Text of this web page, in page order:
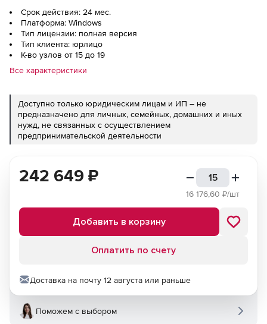
Срок действия: 24 мес.
Платформа: Windows
Тип лицензии: полная версия
Тип клиента: юрлицо
К-во узлов от 15 до 19
Все характеристики
Доступно только юридическим лицам и ИП – не
предназначено для личных, семейных, домашних и иных
нужд, не связанных с осуществлением
предпринимательской деятельности
242 649 ₽
16 176,60 ₽/шт
Добавить в корзину
Оплатить по счету
Доставка на почту 12 августа или раньше
Поможем с выбором